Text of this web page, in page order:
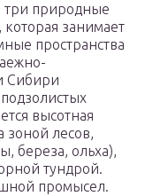
три природные
которая занимает
пространства
Сибири
высотная
зоной лесов,
береза, ольха),
тундрой.
промысел.